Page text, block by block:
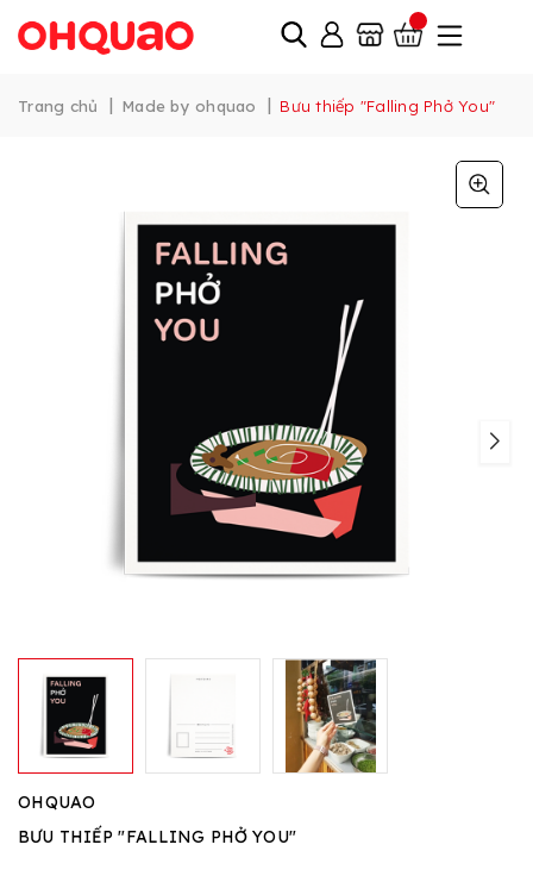
Trang chủ | Made by ohquao | Bưu thiếp "Falling Phở You"
OHQUAO
BƯU THIẾP "FALLING PHỞ YOU"